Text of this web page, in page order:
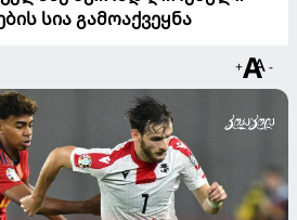
სია გამოაქვეყნა
+ -